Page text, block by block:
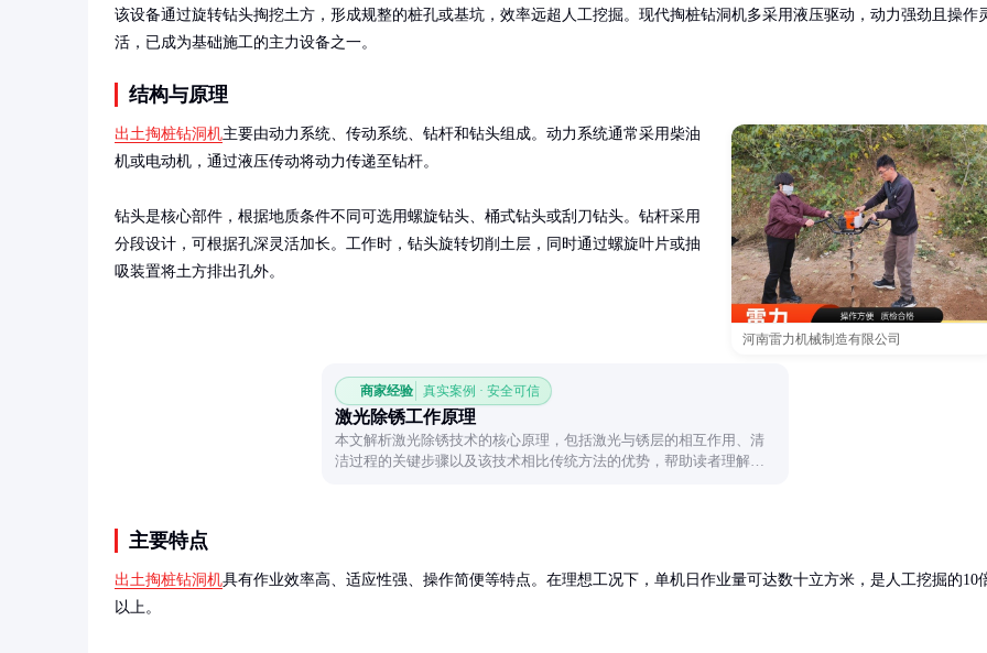
该设备通过旋转钻头掏挖土方，形成规整的桩孔或基坑，效率远超人工挖掘。现代掏桩钻洞机多采用液压驱动，动力强劲且操作
活，已成为基础施工的主力设备之一。
结构与原理
河南雷力机械制造有限公司
出土掏桩钻洞机主要由动力系统、传动系统、钻杆和钻头组成。动力系统通常采用柴油
机或电动机，通过液压传动将动力传递至钻杆。
钻头是核心部件，根据地质条件不同可选用螺旋钻头、桶式钻头或刮刀钻头。钻杆采用
分段设计，可根据孔深灵活加长。工作时，钻头旋转切削土层，同时通过螺旋叶片或抽
吸装置将土方排出孔外。
商家经验 真实案例 · 安全可信
激光除锈工作原理
本文解析激光除锈技术的核心原理，包括激光与锈层的相互作用、清
洁过程的关键步骤以及该技术相比传统方法的优势，帮助读者理解这
主要特点
出土掏桩钻洞机具有作业效率高、适应性强、操作简便等特点。在理想工况下，单机日作业量可达数十立方米，是人工挖掘的10
以上。